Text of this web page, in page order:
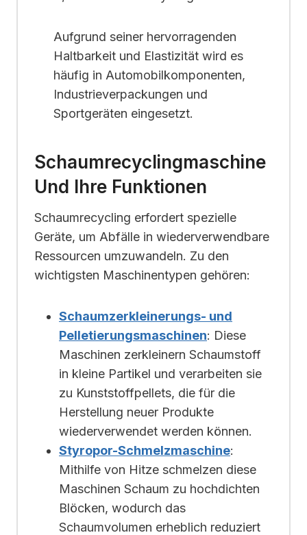
Aufgrund seiner hervorragenden
Haltbarkeit und Elastizität wird es
häufig in Automobilkomponenten,
Industrieverpackungen und
Sportgeräten eingesetzt.
Schaumrecyclingmaschine
Und Ihre Funktionen
Schaumrecycling erfordert spezielle
Geräte, um Abfälle in wiederverwendbare
Ressourcen umzuwandeln. Zu den
wichtigsten Maschinentypen gehören:
Schaumzerkleinerungs- und
Pelletierungsmaschinen: Diese
Maschinen zerkleinern Schaumstoff
in kleine Partikel und verarbeiten sie
zu Kunststoffpellets, die für die
Herstellung neuer Produkte
wiederverwendet werden können.
Styropor-Schmelzmaschine:
Mithilfe von Hitze schmelzen diese
Maschinen Schaum zu hochdichten
Blöcken, wodurch das
Schaumvolumen erheblich reduziert